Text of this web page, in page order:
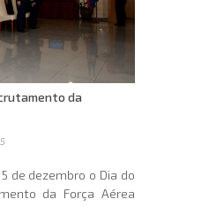
da
de dezembro o Dia do
da Força Aérea